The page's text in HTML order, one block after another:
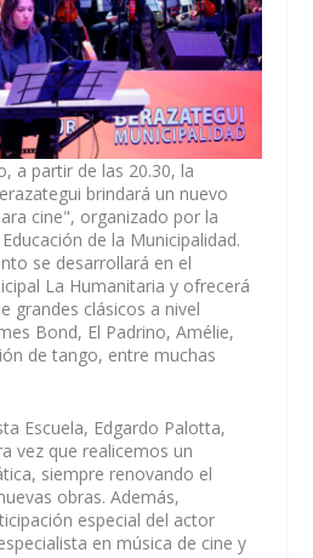
a partir de las 20.30, la
brindará un nuevo
cine", organizado por la
de la Municipalidad.
se desarrollará en el
La Humanitaria y ofrecerá
grandes clásicos a nivel
Bond, El Padrino, Amélie,
de tango, entre muchas
Escuela, Edgardo Palotta,
vez que realicemos un
siempre renovando el
obras. Además,
especial del actor
en música de cine y